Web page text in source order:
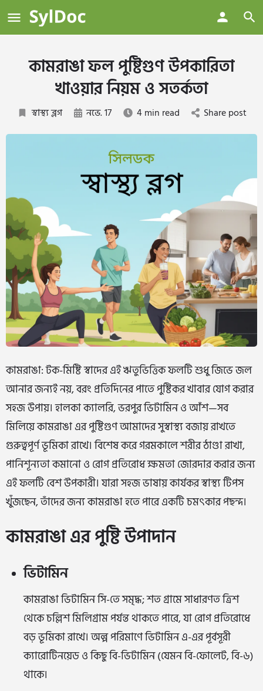
কামরাঙা ফল পুষ্টিগুণ উপকারিতা
খাওয়ার নিয়ম ও সতর্কতা
স্বাস্থ্য ব্লগ নভে. 17 4 min read Share post
কামরাঙা: টক-মিষ্টি স্বাদের এই ঋতুভিত্তিক ফলটি শুধু জিভে জল
আনার জন্যই নয়, বরং প্রতিদিনের পাতে পুষ্টিকর খাবার যোগ করার
সহজ উপায়। হালকা ক্যালরি, ভরপুর ভিটামিন ও আঁশ—সব
মিলিয়ে কামরাঙা এর পুষ্টিগুণ আমাদের সুস্বাস্থ্য বজায় রাখতে
গুরুত্বপূর্ণ ভূমিকা রাখে। বিশেষ করে গরমকালে শরীর ঠাণ্ডা রাখা,
পানিশূন্যতা কমানো ও রোগ প্রতিরোধ ক্ষমতা জোরদার করার জন্য
এই ফলটি বেশ উপকারী। যারা সহজ ভাষায় কার্যকর স্বাস্থ্য টিপস
খুঁজছেন, তাঁদের জন্য কামরাঙা হতে পারে একটি চমৎকার পছন্দ।
কামরাঙা এর পুষ্টি উপাদান
ভিটামিন
কামরাঙা ভিটামিন সি-তে সমৃদ্ধ; শত গ্রামে সাধারণত ত্রিশ
থেকে চল্লিশ মিলিগ্রাম পর্যন্ত থাকতে পারে, যা রোগ প্রতিরোধে
বড় ভূমিকা রাখে। অল্প পরিমাণে ভিটামিন এ-এর পূর্বসূরী
ক্যারোটিনয়েড ও কিছু বি-ভিটামিন (যেমন বি-ফোলেট, বি-৬)
থাকে।